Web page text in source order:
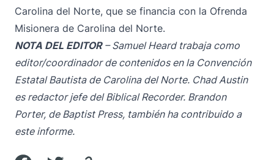
Carolina del Norte, que se financia con la Ofrenda
Misionera de Carolina del Norte.
NOTA DEL EDITOR– Samuel Heard trabaja como
editor/coordinador de contenidos en la Convención
Estatal Bautista de Carolina del Norte. Chad Austin
es redactor jefe del Biblical Recorder. Brandon
Porter, de Baptist Press, también ha contribuido a
este informe.